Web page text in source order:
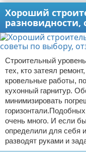
Хороший
разновидности,
Строительный
тех, кто затеял
кровельные работы,
кухонный гарнитур.
минимизировать
очень много. И если
определили для себя
разводят руками и